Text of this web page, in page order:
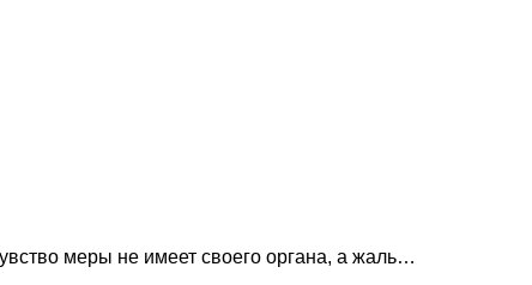
меры не имеет своего органа, а жаль…